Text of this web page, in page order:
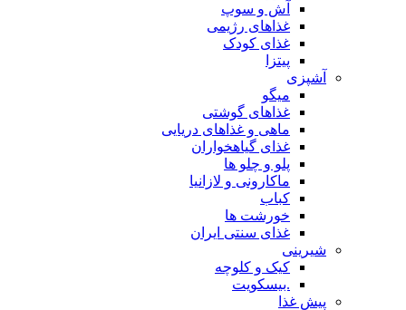
آش و سوپ
غذاهای رژیمی
غذای کودک
پیتزا
آشپزی
میگو
غذاهای گوشتی
ماهی و غذاهای دریایی
غذای گیاهخواران
پلو و چلو ها
ماکارونی و لازانیا
کباب
خورشت ها
غذای سنتی ایران
شیرینی
کیک و کلوچه
.بیسکویت
پیش غذا